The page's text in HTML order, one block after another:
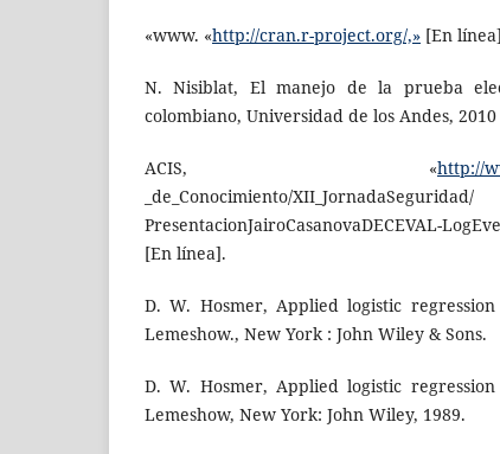
«www. «http://cran.r-project.org/,» [En
N. Nisiblat, El manejo de la prueba
colombiano, Universidad de los Andes, 2010
ACIS, «http://
_de_Conocimiento/XII_JornadaSeguridad/
PresentacionJairoCasanovaDECEVAL-
[En línea].
D. W. Hosmer, Applied logistic
Lemeshow., New York : John Wiley & Sons.
D. W. Hosmer, Applied logistic
Lemeshow, New York: John Wiley, 1989.